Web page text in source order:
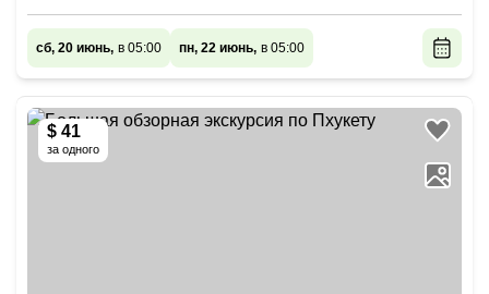
сб, 20 июнь, в 05:00 пн, 22 июнь, в 05:00
$ 41
за одного